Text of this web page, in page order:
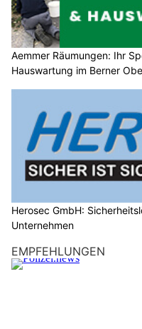
Aemmer Räumungen: Ihr
Hauswartung im Berner
Herosec GmbH:
Unternehmen
EMPFEHLUNGEN